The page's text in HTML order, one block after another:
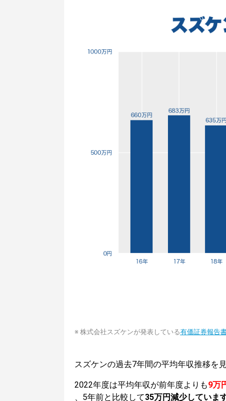
※ 株式会社スズケンが発表している有価証券報告
スズケンの過去7年間の平均年収推移を
2022年度は平均年収が前年度よりも9万
、5年前と比較して35万円減少しています